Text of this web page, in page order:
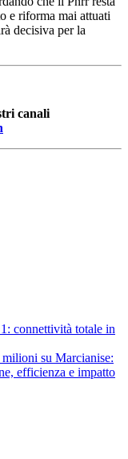
e riforma mai attuati
decisiva per la
canali
connettività totale in
su Marcianise:
efficienza e impatto